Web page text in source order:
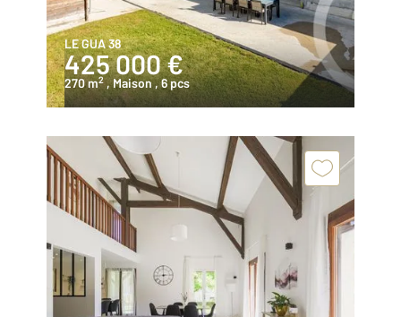
LE GUA 38
425 000 €
270 m2 , Maison, 6 pcs